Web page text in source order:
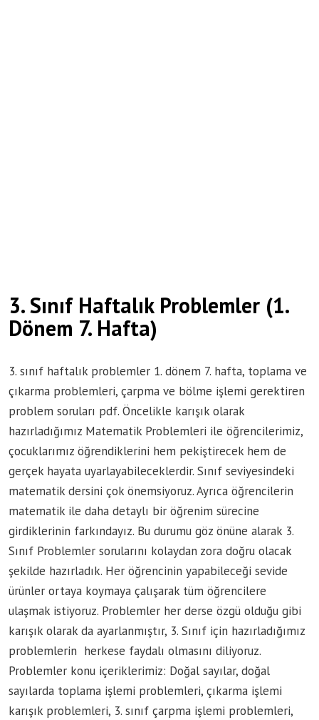
3. Sınıf Haftalık Problemler (1.
Dönem 7. Hafta)
3. sınıf haftalık problemler 1. dönem 7. hafta, toplama ve
çıkarma problemleri, çarpma ve bölme işlemi gerektiren
problem soruları pdf. Öncelikle karışık olarak
hazırladığımız Matematik Problemleri ile öğrencilerimiz,
çocuklarımız öğrendiklerini hem pekiştirecek hem de
gerçek hayata uyarlayabileceklerdir. Sınıf seviyesindeki
matematik dersini çok önemsiyoruz. Ayrıca öğrencilerin
matematik ile daha detaylı bir öğrenim sürecine
girdiklerinin farkındayız. Bu durumu göz önüne alarak 3.
Sınıf Problemler sorularını kolaydan zora doğru olacak
şekilde hazırladık. Her öğrencinin yapabileceği sevide
ürünler ortaya koymaya çalışarak tüm öğrencilere
ulaşmak istiyoruz. Problemler her derse özgü olduğu gibi
karışık olarak da ayarlanmıştır, 3. Sınıf için hazırladığımız
problemlerin herkese faydalı olmasını diliyoruz.
Problemler konu içeriklerimiz: Doğal sayılar, doğal
sayılarda toplama işlemi problemleri, çıkarma işlemi
karışık problemleri, 3. sınıf çarpma işlemi problemleri,